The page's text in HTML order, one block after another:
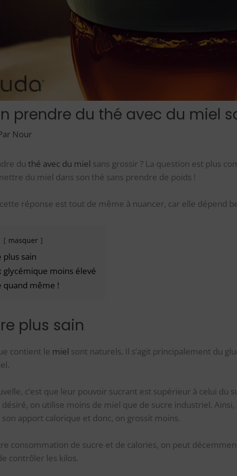
prendre du thé avec du miel
Nour
du thé avec du miel sans grossir ? La question est plus
du miel dans son thé sans prendre de poids !
réponse est tout de même à nuancer, car elle dépend
masquer
plus sain
glycémique moins élevé
quand même !
plus sain
contient le miel sont naturels. Il s’agit principalement du
c’est que leur pouvoir sucrant est supérieur à celui du
désiré, on utilise moins de miel que de sucre industriel.
apport calorique et donc, on grossit moins.
consommation de sucre et de calories, on peut
contrôler les kilos.